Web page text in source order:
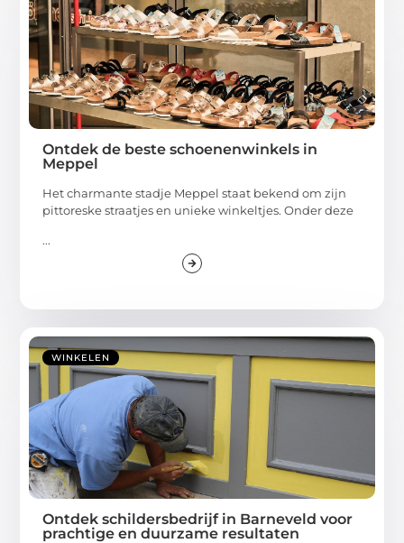
Ontdek de beste schoenenwinkels in
Meppel
Het charmante stadje Meppel staat bekend om zijn
pittoreske straatjes en unieke winkeltjes. Onder deze
...
WINKELEN
Ontdek schildersbedrijf in Barneveld voor
prachtige en duurzame resultaten